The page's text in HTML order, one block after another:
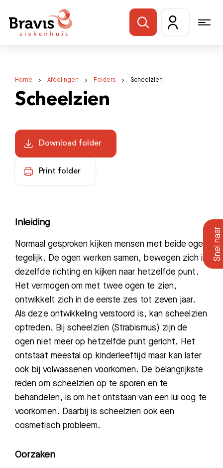
Home Afdelingen Folders Scheelzien
Scheelzien
Download folder
Print folder
Inleiding
Normaal gesproken kijken mensen met beide ogen
tegelijk. De ogen werken samen, bewegen zich in
dezelfde richting en kijken naar hetzelfde punt.
Het vermogen om met twee ogen te zien,
ontwikkelt zich in de eerste zes tot zeven jaar.
Als deze ontwikkeling verstoord is, kan scheelzien
optreden. Bij scheelzien (Strabismus) zijn de
ogen niet meer op hetzelfde punt gericht. Het
ontstaat meestal op kinderleeftijd maar kan later
ook bij volwassenen voorkomen. De belangrijkste
reden om scheelzien op te sporen en te
behandelen, is om het ontstaan van een lui oog te
voorkomen. Daarbij is scheelzien ook een
cosmetisch probleem.
Oorzaken